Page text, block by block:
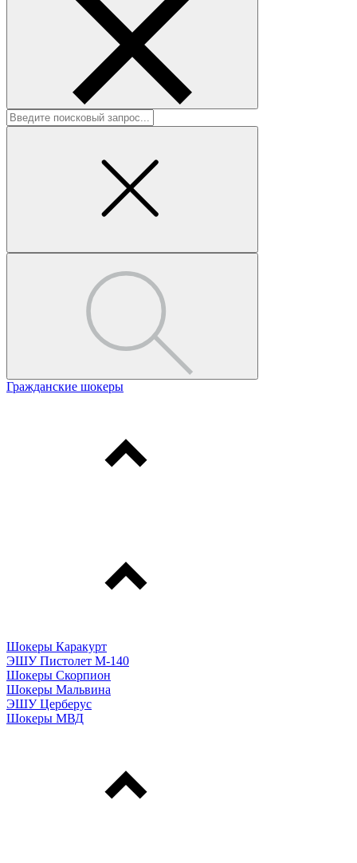
Гражданские шокеры
Шокеры Каракурт
ЭШУ Пистолет М-140
Шокеры Скорпион
Шокеры Мальвина
ЭШУ Церберус
Шокеры МВД